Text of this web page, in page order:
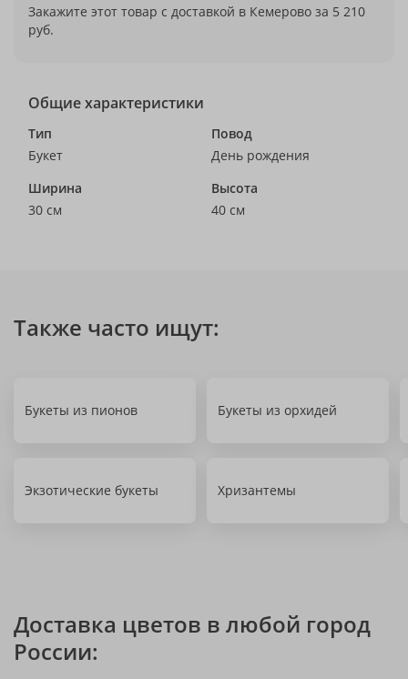
Закажите этот товар с доставкой в Кемерово за 5 210
руб.
Общие характеристики
Тип
Букет
Повод
День рождения
Ширина
30 см
Высота
40 см
Также часто ищут:
Букеты из пионов Букеты из орхидей
Экзотические букеты Хризантемы
Доставка цветов в любой город
России: